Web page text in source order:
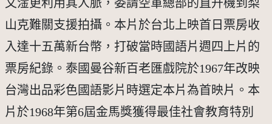
文淦更利用其人脈，委請空軍總部的直升機到梨
山克難關支援拍攝。本片於台北上映首日票房收
入達十五萬新台幣，打破當時國語片週四上片的
票房紀錄。泰國曼谷新百老匯戲院於1967年改映
台灣出品彩色國語影片時選定本片為首映片。本
片於1968年第6屆金馬獎獲得最佳社會教育特別